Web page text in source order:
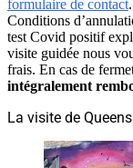
formulaire de contact.
Conditions
test Covid positif
visite guidée nous
frais. En cas de
intégralement
La visite de